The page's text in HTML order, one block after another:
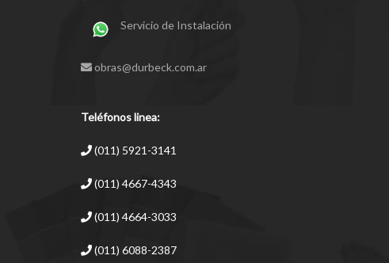
Servicio de Instalación
obras@durbeck.com.ar
Teléfonos linea:
(011) 5921-3141
(011) 4667-4343
(011) 4664-3033
(011) 6088-2387